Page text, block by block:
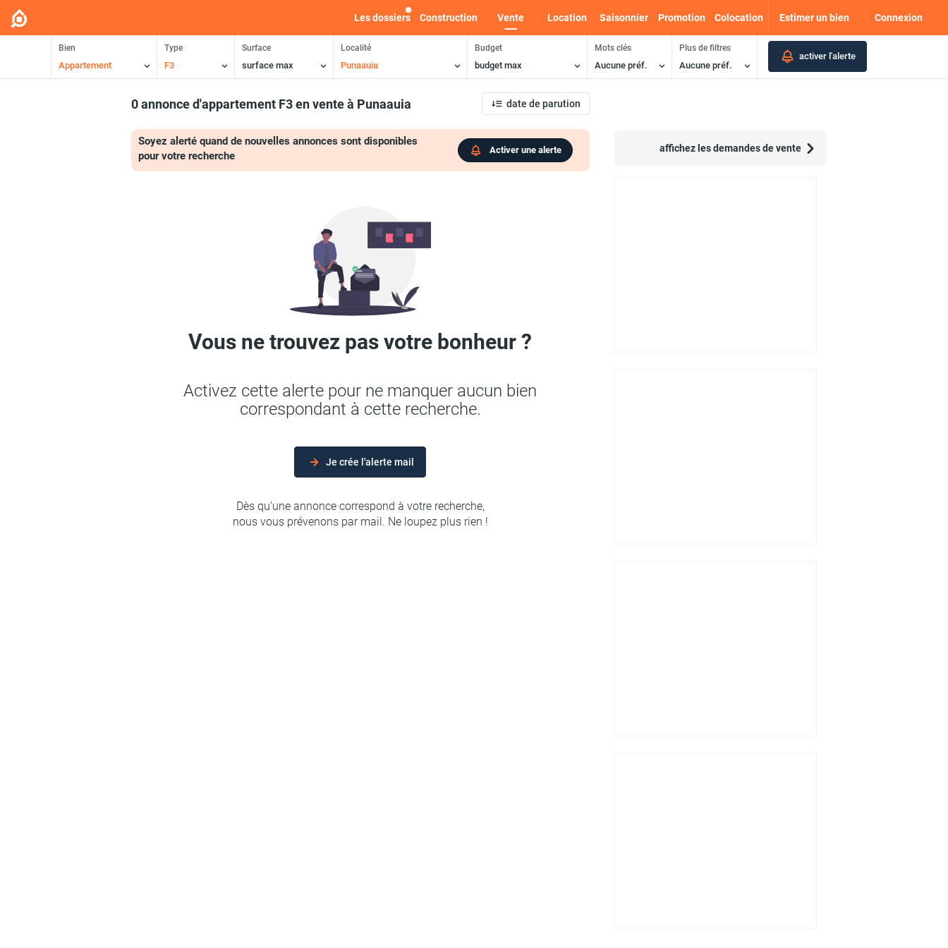
Estimer un bien Connexion
Les dossiers Construction Vente Location Saisonnier Promotion Colocation
Bien
Appartement
Type
F3
Surface
surface max
Localité
Punaauia
Budget
budget max
Mots clés
Aucune préf.
Plus de filtres
Aucune préf.
activer l'alerte
0 annonce d'appartement F3 en venteà Punaauia date de parution
Soyez alerté quand de nouvelles annonces sont disponibles
pour votre recherche
Activer une alerte
Vous ne trouvez pas votre bonheur ?
Activez cette alerte pour ne manquer aucun bien
correspondant à cette recherche.
Je crée l'alerte mail
Dès qu'une annonce correspond à votre recherche,
nous vous prévenons par mail. Ne loupez plus rien !
affichez les demandes de vente